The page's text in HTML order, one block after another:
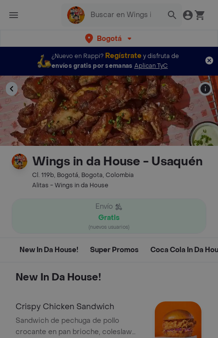
Bogotá
¿Nuevo en Rappi? Regístratey disfruta de
envíos gratis por semanas Aplican TyC
Wings in da House - Usaquén
Cl. 119b, Bogotá, Bogota, Colombia
Alitas - Wings in da House
Envío
Gratis
(nuevos usuarios)
New In Da House! Super Promos Coca Cola In Da
New In Da House!
Crispy Chicken Sandwich
Sandwich de pechuga de pollo
crocante en pan brioche, coleslaw